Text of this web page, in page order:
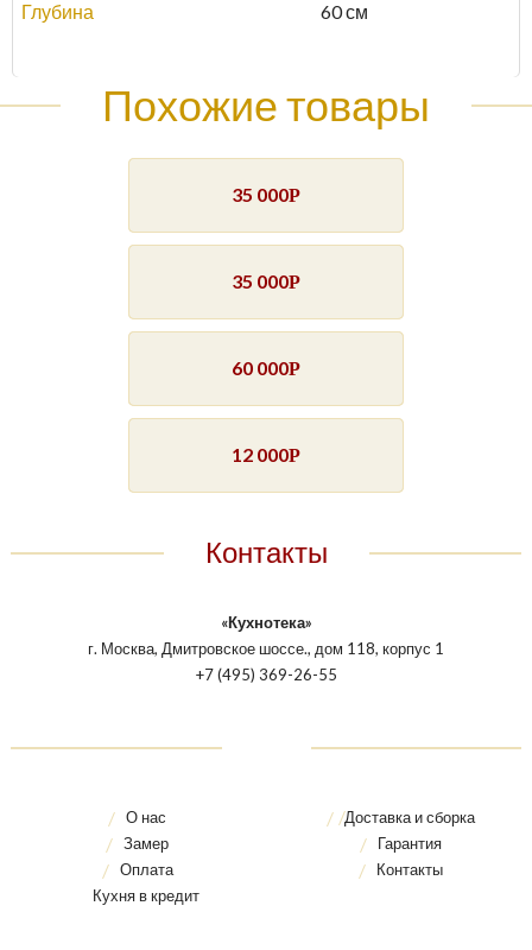
Глубина 60 см
Похожие товары
35 000Р
35 000Р
60 000Р
12 000Р
Контакты
«Кухнотека»
г. Москва, Дмитровское шоссе., дом 118, корпус 1
+7 (495) 369-26-55
О нас
Замер
Оплата
Кухня в кредит
Доставка и сборка
Гарантия
Контакты